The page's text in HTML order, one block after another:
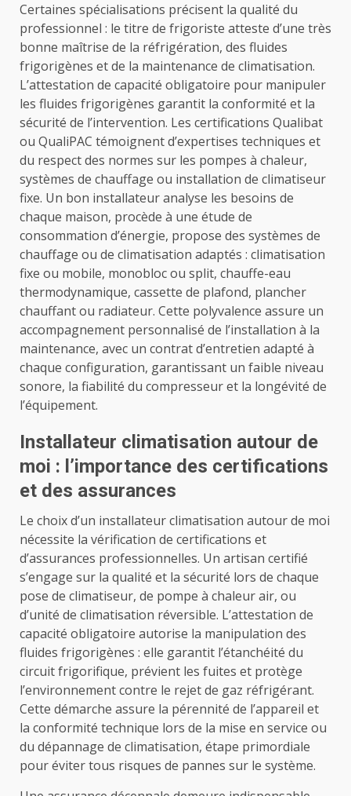
Certaines spécialisations précisent la qualité du
professionnel : le titre de frigoriste atteste d’une très
bonne maîtrise de la réfrigération, des fluides
frigorigènes et de la maintenance de climatisation.
L’attestation de capacité obligatoire pour manipuler
les fluides frigorigènes garantit la conformité et la
sécurité de l’intervention. Les certifications Qualibat
ou QualiPAC témoignent d’expertises techniques et
du respect des normes sur les pompes à chaleur,
systèmes de chauffage ou installation de climatiseur
fixe. Un bon installateur analyse les besoins de
chaque maison, procède à une étude de
consommation d’énergie, propose des systèmes de
chauffage ou de climatisation adaptés : climatisation
fixe ou mobile, monobloc ou split, chauffe-eau
thermodynamique, cassette de plafond, plancher
chauffant ou radiateur. Cette polyvalence assure un
accompagnement personnalisé de l’installation à la
maintenance, avec un contrat d’entretien adapté à
chaque configuration, garantissant un faible niveau
sonore, la fiabilité du compresseur et la longévité de
l’équipement.
Installateur climatisation autour de
moi : l’importance des certifications
et des assurances
Le choix d’un installateur climatisation autour de moi
nécessite la vérification de certifications et
d’assurances professionnelles. Un artisan certifié
s’engage sur la qualité et la sécurité lors de chaque
pose de climatiseur, de pompe à chaleur air, ou
d’unité de climatisation réversible. L’attestation de
capacité obligatoire autorise la manipulation des
fluides frigorigènes : elle garantit l’étanchéité du
circuit frigorifique, prévient les fuites et protège
l’environnement contre le rejet de gaz réfrigérant.
Cette démarche assure la pérennité de l’appareil et
la conformité technique lors de la mise en service ou
du dépannage de climatisation, étape primordiale
pour éviter tous risques de pannes sur le système.